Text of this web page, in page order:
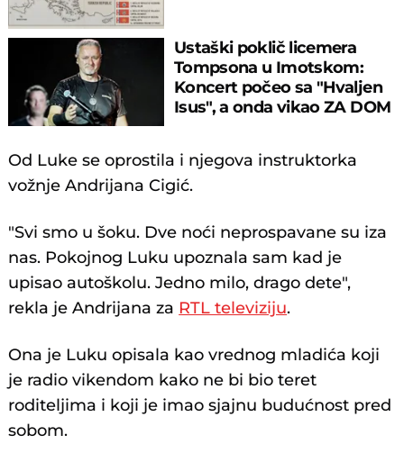
Ustaški poklič licemera
Tompsona u Imotskom:
Koncert počeo sa "Hvaljen
Isus", a onda vikao ZA DOM
Od Luke se oprostila i njegova instruktorka
vožnje Andrijana Cigić.
"Svi smo u šoku. Dve noći neprospavane su iza
nas. Pokojnog Luku upoznala sam kad je
upisao autoškolu. Jedno milo, drago dete",
rekla je Andrijana za RTL televiziju.
Ona je Luku opisala kao vrednog mladića koji
je radio vikendom kako ne bi bio teret
roditeljima i koji je imao sjajnu budućnost pred
sobom.